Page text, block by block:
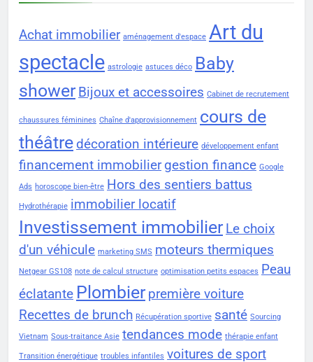
Achat immobilier aménagement d'espace Art du
spectacle astrologie astuces déco Baby
shower Bijoux et accessoires Cabinet de recrutement
chaussures féminines Chaîne d'approvisionnement cours de
théâtre décoration intérieure développement enfant
financement immobilier gestion finance Google
Ads horoscope bien-être Hors des sentiers battus
Hydrothérapie immobilier locatif
Investissement immobilier Le choix
d'un véhicule marketing SMS moteurs thermiques
Netgear GS108 note de calcul structure optimisation petits espaces Peau
éclatante Plombier première voiture
Recettes de brunch Récupération sportive santé Sourcing
Vietnam Sous-traitance Asie tendances mode thérapie enfant
Transition énergétique troubles infantiles voitures de sport